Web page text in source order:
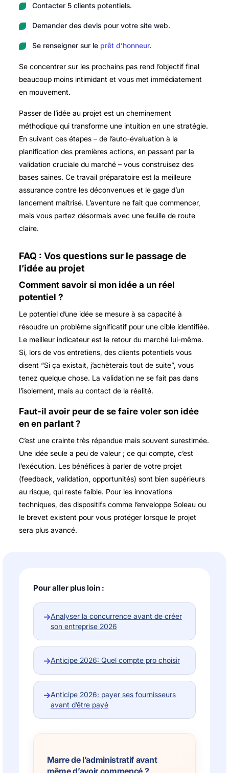
Contacter 5 clients potentiels.
Demander des devis pour votre site web.
Se renseigner sur le prêt d’honneur.
Se concentrer sur les prochains pas rend l’objectif final
beaucoup moins intimidant et vous met immédiatement
en mouvement.
Passer de l’idée au projet est un cheminement
méthodique qui transforme une intuition en une stratégie.
En suivant ces étapes – de l’auto-évaluation à la
planification des premières actions, en passant par la
validation cruciale du marché – vous construisez des
bases saines. Ce travail préparatoire est la meilleure
assurance contre les déconvenues et le gage d’un
lancement maîtrisé. L’aventure ne fait que commencer,
mais vous partez désormais avec une feuille de route
claire.
FAQ : Vos questions sur le passage de
l’idée au projet
Comment savoir si mon idée a un réel
potentiel ?
Le potentiel d’une idée se mesure à sa capacité à
résoudre un problème significatif pour une cible identifiée.
Le meilleur indicateur est le retour du marché lui-même.
Si, lors de vos entretiens, des clients potentiels vous
disent “Si ça existait, j’achèterais tout de suite”, vous
tenez quelque chose. La validation ne se fait pas dans
l’isolement, mais au contact de la réalité.
Faut-il avoir peur de se faire voler son idée
en en parlant ?
C’est une crainte très répandue mais souvent surestimée.
Une idée seule a peu de valeur ; ce qui compte, c’est
l’exécution. Les bénéfices à parler de votre projet
(feedback, validation, opportunités) sont bien supérieurs
au risque, qui reste faible. Pour les innovations
techniques, des dispositifs comme l’enveloppe Soleau ou
le brevet existent pour vous protéger lorsque le projet
sera plus avancé.
Pour aller plus loin :
→Analyser la concurrence avant de créer
son entreprise 2026
→Anticipe 2026: Quel compte pro choisir
→Anticipe 2026: payer ses fournisseurs
avant d’être payé
Marre de l’administratif avant
même d’avoir commencé ?